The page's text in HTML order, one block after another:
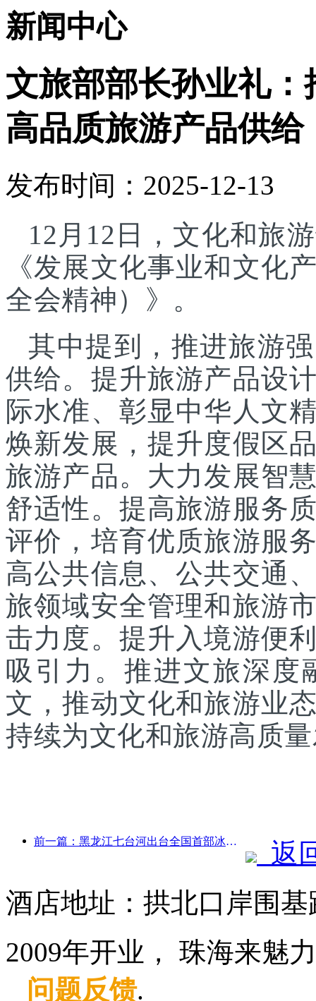
新闻中心
文旅部部长孙业礼
高品质旅游产品供给
发布时间：2025-12-13
12月12日，文化和旅
《发展文化事业和文化
全会精神）》。
其中提到，推进旅游
供给。提升旅游产品设
际水准、彰显中华人文
焕新发展，提升度假区
旅游产品。大力发展智
舒适性。提高旅游服务
评价，培育优质旅游服
高公共信息、公共交通
旅领域安全管理和旅游
击力度。提升入境游便
吸引力。推进文旅深度
文，推动文化和旅游业
持续为文化和旅游高质
前一篇：黑龙江七台河出台全国首部冰雪产业法规，鼓励“AI+冰雪”
返
酒店地址：拱北口岸围基
2009年开业， 珠海来魅
问题反馈.